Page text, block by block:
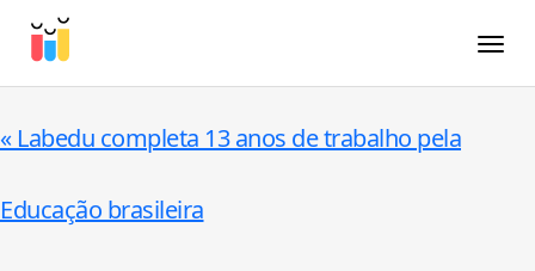
« Labedu completa 13 anos de trabalho pela
Educação brasileira